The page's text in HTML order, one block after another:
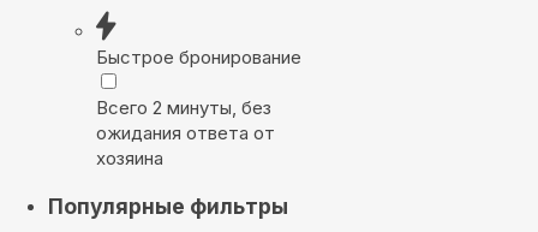
Быстрое бронирование
Всего 2 минуты, без
ожидания ответа от
хозяина
Популярные фильтры